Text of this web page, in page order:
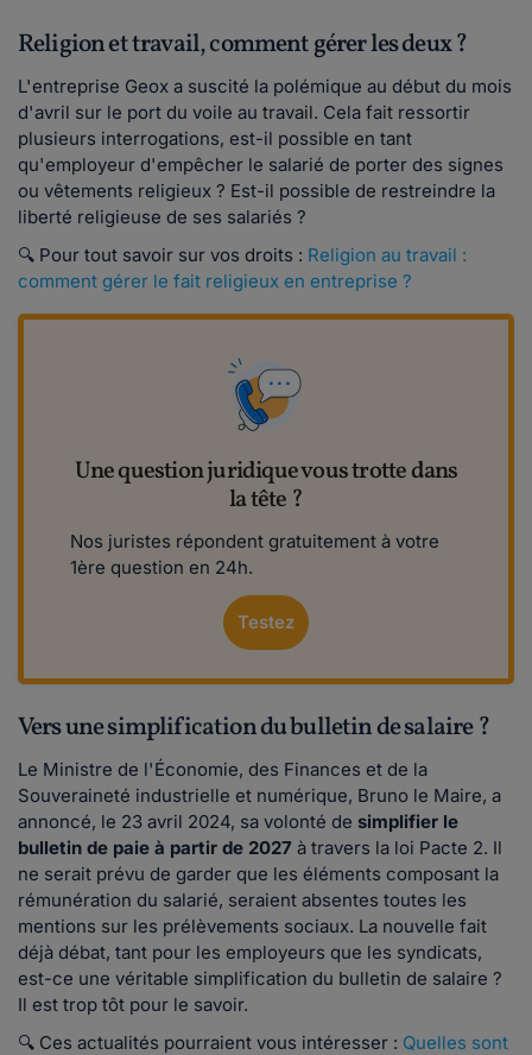
Religion et travail, comment gérer les deux ?
L'entreprise Geox a suscité la polémique au début du mois
d'avril sur le port du voile au travail. Cela fait ressortir
plusieurs interrogations, est-il possible en tant
qu'employeur d'empêcher le salarié de porter des signes
ou vêtements religieux ? Est-il possible de restreindre la
liberté religieuse de ses salariés ?
🔍 Pour tout savoir sur vos droits : Religion au travail :
comment gérer le fait religieux en entreprise ?
Une question juridique vous trotte dans
la tête ?
Nos juristes répondent gratuitement à votre
1ère question en 24h.
Testez
Vers une simplification du bulletin de salaire ?
Le Ministre de l'Économie, des Finances et de la
Souveraineté industrielle et numérique, Bruno le Maire, a
annoncé, le 23 avril 2024, sa volonté de simplifier le
bulletin de paie à partir de 2027 à travers la loi Pacte 2. Il
ne serait prévu de garder que les éléments composant la
rémunération du salarié, seraient absentes toutes les
mentions sur les prélèvements sociaux. La nouvelle fait
déjà débat, tant pour les employeurs que les syndicats,
est-ce une véritable simplification du bulletin de salaire ?
Il est trop tôt pour le savoir.
🔍 Ces actualités pourraient vous intéresser : Quelles sont